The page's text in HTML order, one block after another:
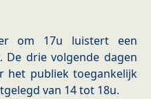
om 17u luistert een
De drie volgende dagen
het publiek toegankelijk
van 14 tot 18u.